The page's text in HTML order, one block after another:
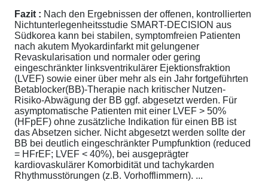
Fazit : Nach den Ergebnissen der offenen, kontrollierten
Nichtunterlegenheitsstudie SMART-DECISION aus
Südkorea kann bei stabilen, symptomfreien Patienten
nach akutem Myokardinfarkt mit gelungener
Revaskularisation und normaler oder gering
eingeschränkter linksventrikulärer Ejektionsfraktion
(LVEF) sowie einer über mehr als ein Jahr fortgeführten
Betablocker(BB)-Therapie nach kritischer Nutzen-
Risiko-Abwägung der BB ggf. abgesetzt werden. Für
asymptomatische Patienten mit einer LVEF > 50%
(HFpEF) ohne zusätzliche Indikation für einen BB ist
das Absetzen sicher. Nicht abgesetzt werden sollte der
BB bei deutlich eingeschränkter Pumpfunktion (reduced
= HFrEF; LVEF < 40%), bei ausgeprägter
kardiovaskulärer Komorbidität und tachykarden
Rhythmusstörungen (z.B. Vorhofflimmern). ...